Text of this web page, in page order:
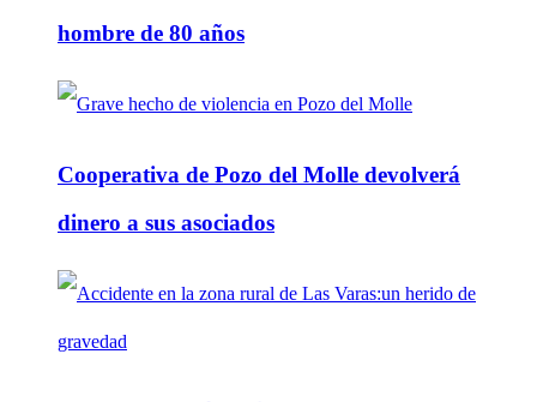
hombre de 80 años
Cooperativa de Pozo del Molle devolverá
dinero a sus asociados